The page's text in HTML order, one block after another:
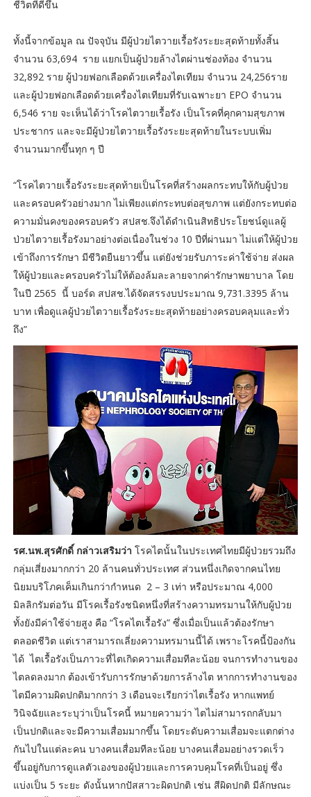
ชีวิตที่ดีขึ้น
ทั้งนี้จากข้อมูล ณ ปัจจุบัน มีผู้ป่วยไตวายเรื้อรังระยะสุดท้ายทั้งสิ้น
จำนวน 63,694 ราย แยกเป็นผู้ป่วยล้างไตผ่านช่องท้อง จำนวน
32,892 ราย ผู้ป่วยฟอกเลือดด้วยเครื่องไตเทียม จำนวน 24,256ราย
และผู้ป่วยฟอกเลือดด้วยเครื่องไตเทียมที่รับเฉพาะยา EPO จำนวน
6,546 ราย จะเห็นได้ว่าโรคไตวายเรื้อรัง เป็นโรคที่คุกคามสุขภาพ
ประชากร และจะมีผู้ป่วยไตวายเรื้อรังระยะสุดท้ายในระบบเพิ่ม
จำนวนมากขึ้นทุก ๆ ปี
“โรคไตวายเรื้อรังระยะสุดท้ายเป็นโรคที่สร้างผลกระทบให้กับผู้ป่วย
และครอบครัวอย่างมาก ไม่เพียงแต่กระทบต่อสุขภาพ แต่ยังกระทบต่อ
ความมั่นคงของครอบครัว สปสช.จึงได้ดำเนินสิทธิประโยชน์ดูแลผู้
ป่วยไตวายเรื้อรังมาอย่างต่อเนื่องในช่วง 10 ปีที่ผ่านมา ไม่แต่ให้ผู้ป่วย
เข้าถึงการรักษา มีชีวิตยืนยาวขึ้น แต่ยังช่วยรับภาระค่าใช้จ่าย ส่งผล
ให้ผู้ป่วยและครอบครัวไม่ให้ต้องล้มละลายจากค่ารักษาพยาบาล โดย
ในปี 2565 นี้ บอร์ด สปสช.ได้จัดสรรงบประมาณ 9,731.3395 ล้าน
บาท เพื่อดูแลผู้ป่วยไตวายเรื้อรังระยะสุดท้ายอย่างครอบคลุมและทั่ว
ถึง”
รศ.นพ.สุรศักดิ์ กล่าวเสริมว่า โรคไตนั้นในประเทศไทยมีผู้ป่วยรวมถึง
กลุ่มเสี่ยงมากกว่า 20 ล้านคนทั่วประเทศ ส่วนหนึ่งเกิดจากคนไทย
นิยมบริโภคเค็มเกินกว่ากำหนด 2 – 3 เท่า หรือประมาณ 4,000
มิลลิกรัมต่อวัน มีโรคเรื้อรังชนิดหนึ่งที่สร้างความทรมานให้กับผู้ป่วย
ทั้งยังมีค่าใช้จ่ายสูง คือ “โรคไตเรื้อรัง” ซึ่งเมื่อเป็นแล้วต้องรักษา
ตลอดชีวิต แต่เราสามารถเลี่ยงความทรมานนี้ได้ เพราะโรคนี้ป้องกัน
ได้ ไตเรื้อรังเป็นภาวะที่ไตเกิดความเสื่อมทีละน้อย จนการทำงานของ
ไตลดลงมาก ต้องเข้ารับการรักษาด้วยการล้างไต หากการทำงานของ
ไตมีความผิดปกติมากกว่า 3 เดือนจะเรียกว่าไตเรื้อรัง หากแพทย์
วินิจฉัยและระบุว่าเป็นโรคนี้ หมายความว่า ไตไม่สามารถกลับมา
เป็นปกติและจะมีความเสื่อมมากขึ้น โดยระดับความเสื่อมจะแตกต่าง
กันไปในแต่ละคน บางคนเสื่อมทีละน้อย บางคนเสื่อมอย่างรวดเร็ว
ขึ้นอยู่กับการดูแลตัวเองของผู้ป่วยและการควบคุมโรคที่เป็นอยู่ ซึ่ง
แบ่งเป็น 5 ระยะ ดังนั้นหากปัสสาวะผิดปกติ เช่น สีผิดปกติ มีลักษณะ